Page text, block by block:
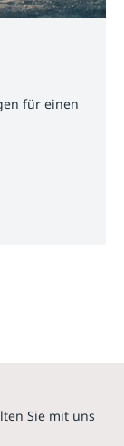
für einen
Sie mit uns